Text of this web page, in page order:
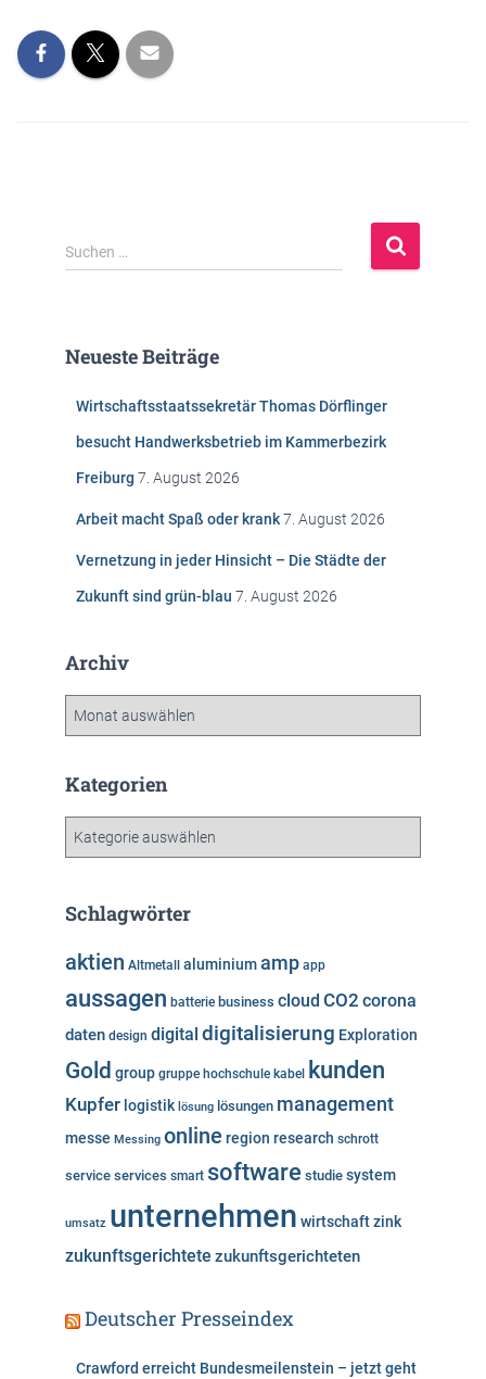
S
u
n
Suchen …
Neueste Beiträge
Wirtschaftsstaatssekretär Thomas Dörflinger
besucht Handwerksbetrieb im Kammerbezirk
Freiburg 7. August 2026
Arbeit macht Spaß oder krank7. August 2026
Vernetzung in jeder Hinsicht – Die Städte der
Zukunft sind grün-blau 7. August 2026
Archiv
h
Kategorien
g
r
i
n
Schlagwörter
aktien Altmetall aluminiumamp app
aussagen batterie business cloud CO2 corona
daten design digital digitalisierung Exploration
Gold group gruppe hochschule kabel kunden
Kupfer logistik lösung lösungen management
messe Messing online region research schrott
service services smart software studie system
umsatz unternehmen wirtschaftzink
zukunftsgerichtete zukunftsgerichteten
Deutscher Presseindex
Crawford erreicht Bundesmeilenstein – jetzt geht